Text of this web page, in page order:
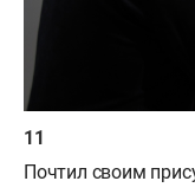
Почтил своим